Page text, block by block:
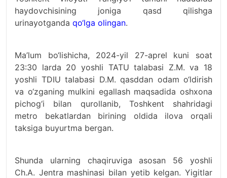
haydovchisining joniga qasd qilishga
urinayotganda qo‘lga olingan.
Ma’lum bo‘lishicha, 2024-yil 27-aprel kuni soat
23:30 larda 20 yoshli TATU talabasi Z.M. va 18
yoshli TDIU talabasi D.M. qasddan odam o‘ldirish
va o‘zganing mulkini egallash maqsadida oshxona
pichog‘i bilan qurollanib, Toshkent shahridagi
metro bekatlardan birining oldida ilova orqali
taksiga buyurtma bergan.
Shunda ularning chaqiruviga asosan 56 yoshli
Ch.A. Jentra mashinasi bilan yetib kelgan. Yigitlar